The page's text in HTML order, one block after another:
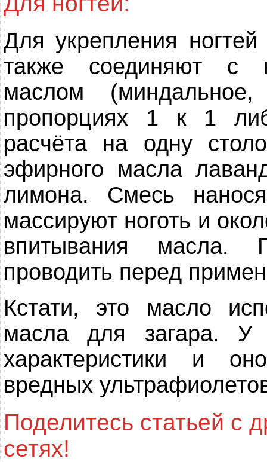
Для укрепления
также соединяют с
маслом
пропорциях 1 к 1
расчёта на одну
эфирного масла
лимона. Смесь
массируют ноготь и
впитывания масла.
проводить перед
Кстати, это масло
масла для загара. У
характеристики и
вредных
Поделитесь статьей с
сетях!